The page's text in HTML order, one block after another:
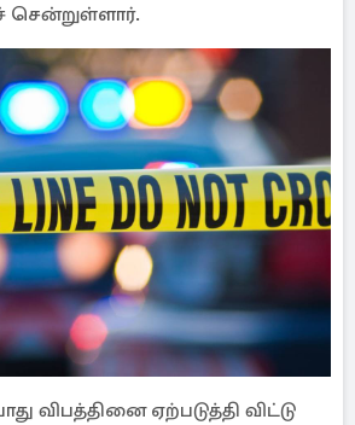
சென்றுள்ளார்.
விபத்தினை ஏற்படுத்தி விட்டு